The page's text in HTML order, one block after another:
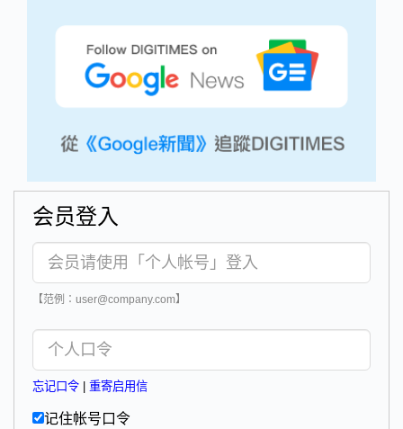
会员登入
【范例：user@company.com】
忘记口令 重寄启用信
记住帐号口令